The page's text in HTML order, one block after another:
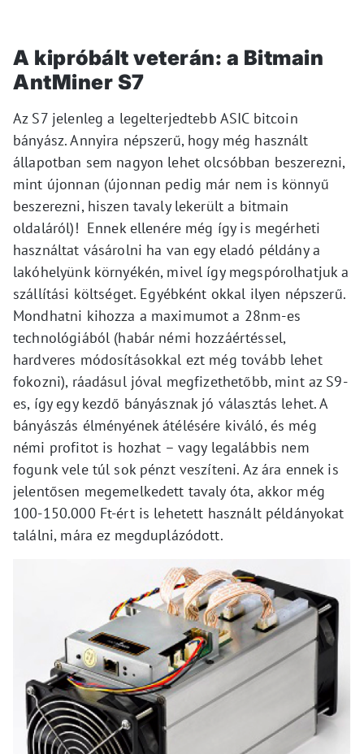
A kipróbált veterán: a Bitmain
AntMiner S7
Az S7 jelenleg a legelterjedtebb ASIC bitcoin
bányász. Annyira népszerű, hogy még használt
állapotban sem nagyon lehet olcsóbban beszerezni,
mint újonnan (újonnan pedig már nem is könnyű
beszerezni, hiszen tavaly lekerült a bitmain
oldaláról)! Ennek ellenére még így is megérheti
használtat vásárolni ha van egy eladó példány a
lakóhelyünk környékén, mivel így megspórolhatjuk a
szállítási költséget. Egyébként okkal ilyen népszerű.
Mondhatni kihozza a maximumot a 28nm-es
technológiából (habár némi hozzáértéssel,
hardveres módosításokkal ezt még tovább lehet
fokozni), ráadásul jóval megfizethetőbb, mint az S9-
es, így egy kezdő bányásznak jó választás lehet. A
bányászás élményének átélésére kiváló, és még
némi profitot is hozhat – vagy legalábbis nem
fogunk vele túl sok pénzt veszíteni. Az ára ennek is
jelentősen megemelkedett tavaly óta, akkor még
100-150.000 Ft-ért is lehetett használt példányokat
találni, mára ez megduplázódott.